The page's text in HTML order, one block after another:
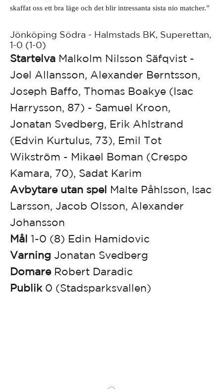
skaffat oss ett bra läge och det blir intressanta sista nio matcher.”
Jönköping Södra - Halmstads BK, Superettan,
1-0 (1-0)
Startelva Malkolm Nilsson Säfqvist -
Joel Allansson, Alexander Berntsson,
Joseph Baffo, Thomas Boakye (Isac
Harrysson, 87) - Samuel Kroon,
Jonatan Svedberg, Erik Ahlstrand
(Edvin Kurtulus, 73), Emil Tot
Wikström - Mikael Boman (Crespo
Kamara, 70), Sadat Karim
Avbytare utan spel Malte Påhlsson, Isac
Larsson, Jacob Olsson, Alexander
Johansson
Mål 1-0 (8) Edin Hamidovic
Varning Jonatan Svedberg
DomareRobert Daradic
Publik0 (Stadsparksvallen)